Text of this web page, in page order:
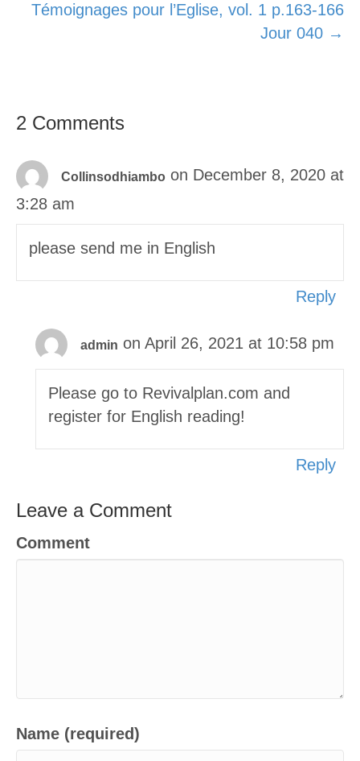
Témoignages pour l’Eglise, vol. 1 p.163-166
Jour 040 →
2 Comments
Collinsodhiambo on December 8, 2020 at
3:28 am
please send me in English
Reply
admin on April 26, 2021 at 10:58 pm
Please go to Revivalplan.com and
register for English reading!
Reply
Leave a Comment
Comment
Name (required)